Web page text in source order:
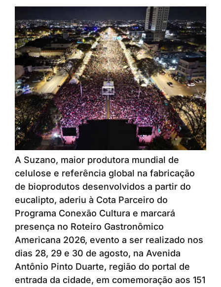
A Suzano, maior produtora mundial de
celulose e referência global na fabricação
de bioprodutos desenvolvidos a partir do
eucalipto, aderiu à Cota Parceiro do
Programa Conexão Cultura e marcará
presença no Roteiro Gastronômico
Americana 2026, evento a ser realizado nos
dias 28, 29 e 30 de agosto, na Avenida
Antônio Pinto Duarte, região do portal de
entrada da cidade, em comemoração aos 151